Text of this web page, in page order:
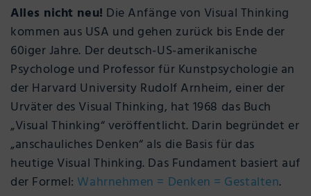
Alles nicht neu! Die Anfänge von Visual Thinking
kommen aus USA und gehen zurück bis Ende der
60iger Jahre. Der deutsch-US-amerikanische
Psychologe und Professor für Kunstpsychologie an
der Harvard University Rudolf Arnheim, einer der
Urväter des Visual Thinking, hat 1968 das Buch
„Visual Thinking“ veröffentlicht. Darin begründet er
„anschauliches Denken“ als die Basis für das
heutige Visual Thinking. Das Fundament basiert auf
der Formel: Wahrnehmen = Denken = Gestalten.